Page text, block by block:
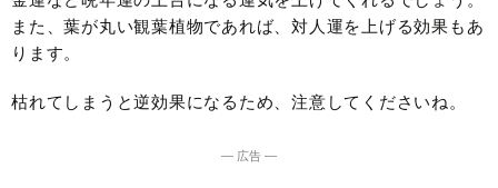
また、葉が丸い観葉植物であれば、対人運を上げる効果もあ
ります。
枯れてしまうと逆効果になるため、注意してくださいね。
― 広告 ―